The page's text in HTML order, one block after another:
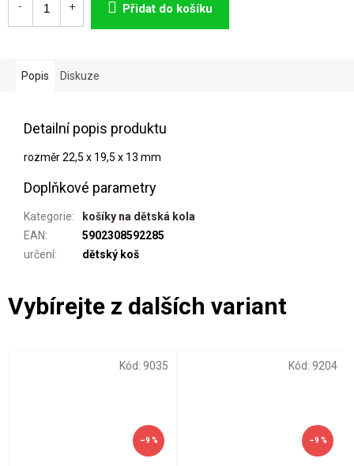
cena:
Přidat do košíku
Popis Diskuze
Detailní popis produktu
rozměr 22,5 x 19,5 x 13 mm
Doplňkové parametry
Kategorie:
košíky na dětská kola
EAN:
5902308592285
určení: dětský koš
–9 %
Kód: 9035
–9 %
Kód: 9204